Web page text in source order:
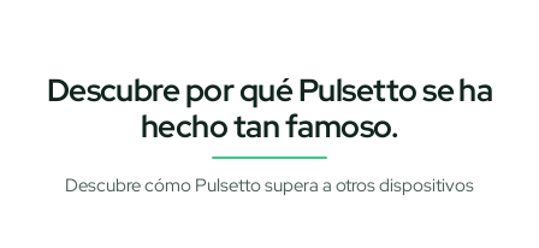
Descubre por qué Pulsetto se ha
hecho tan famoso.
Descubre cómo Pulsetto supera a otros dispositivos